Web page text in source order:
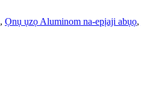
, Ọnụ ụzọ Aluminom na-epịaji abụọ,